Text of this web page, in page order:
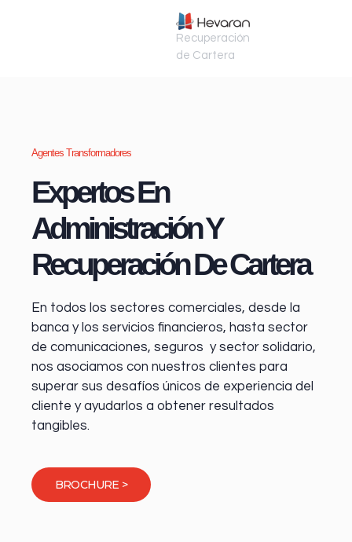
Recuperación
de Cartera
Agentes Transformadores
Expertos En
Administración Y
Recuperación De Cartera
En todos los sectores comerciales, desde la
banca y los servicios financieros, hasta sector
de comunicaciones, seguros y sector solidario,
nos asociamos con nuestros clientes para
superar sus desafíos únicos de experiencia del
cliente y ayudarlos a obtener resultados
tangibles.
BROCHURE >